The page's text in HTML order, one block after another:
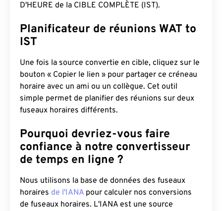
D'HEURE de la CIBLE COMPLÈTE (IST).
Planificateur de réunions WAT to
IST
Une fois la source convertie en cible, cliquez sur le
bouton « Copier le lien » pour partager ce créneau
horaire avec un ami ou un collègue. Cet outil
simple permet de planifier des réunions sur deux
fuseaux horaires différents.
Pourquoi devriez-vous faire
confiance à notre convertisseur
de temps en ligne ?
Nous utilisons la base de données des fuseaux
horaires de l'IANA pour calculer nos conversions
de fuseaux horaires. L'IANA est une source